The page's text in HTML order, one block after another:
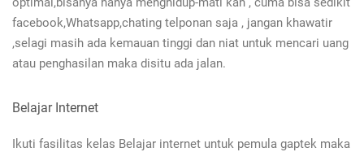
facebook,Whatsapp,chating telponan saja , jangan khawatir
,selagi masih ada kemauan tinggi dan niat untuk mencari uang
atau penghasilan maka disitu ada jalan.
Belajar Internet
Ikuti fasilitas kelas Belajar internet untuk pemula gaptek maka